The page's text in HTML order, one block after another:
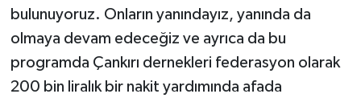
bulunuyoruz. Onların yanındayız, yanında da
olmaya devam edeceğiz ve ayrıca da bu
programda Çankırı dernekleri federasyon olarak
200 bin liralık bir nakit yardımında afada